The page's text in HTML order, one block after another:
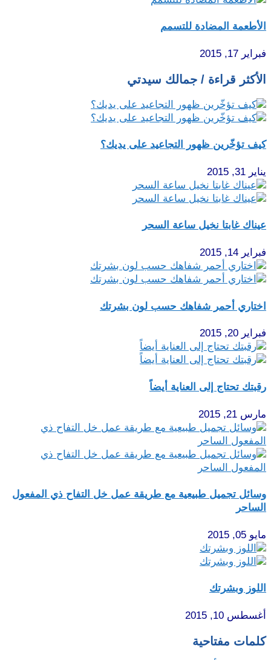
الأطعمة المضادة للتسمم
فبراير 17, 2015
الأكثر قراءة / جمالك سيدتي
كيف تؤخّرين ظهور التجاعيد على يديك؟
يناير 31, 2015
عيناك غابتا نخيل ساعة السحر
فبراير 14, 2015
اختاري أحمر شفاهك حسب لون بشرتك
فبراير 20, 2015
رقبتك تحتاج إلى العناية أيضاً
مارس 21, 2015
وسائل تجميل طبيعية مع طريقة عمل خل التفاح ذي المفعول
الساحر
مايو 05, 2015
اللوز وبشرتك
أغسطس 10, 2015
كلمات مفتاحية